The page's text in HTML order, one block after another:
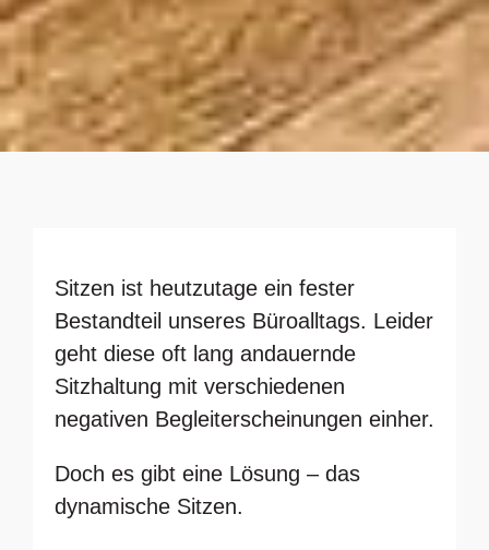
Sitzen ist heutzutage ein fester
Bestandteil unseres Büroalltags. Leider
geht diese oft lang andauernde
Sitzhaltung mit verschiedenen
negativen Begleiterscheinungen einher.
Doch es gibt eine Lösung – das
dynamische Sitzen.